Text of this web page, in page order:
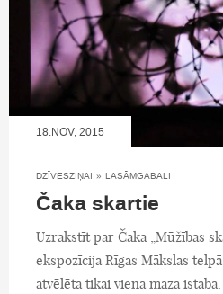
18.NOV, 2015
DZĪVESZIŅAI » LASĀMGABALI
Čaka skartie
Uzrakstīt par Čaka „Mūžības
ekspozīcija Rīgas Mākslas
atvēlēta tikai viena maza